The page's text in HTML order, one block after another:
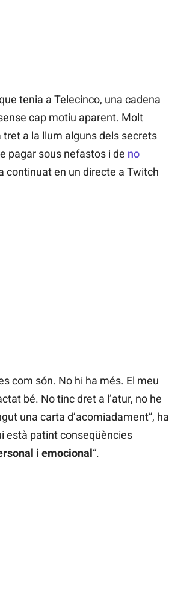
tenia a Telecinco, una cadena
cap motiu aparent. Molt
a la llum alguns dels secrets
pagar sous nefastos i de no
continuat en un directe a Twitch
com són. No hi ha més. El meu
bé. No tinc dret a l’atur, no he
una carta d’acomiadament”, ha
està patint conseqüències
i emocional“.